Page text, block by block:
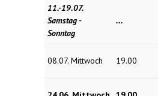
11.-19.07.
Samstag -
Sonntag
...
08.07. Mittwoch 19.00